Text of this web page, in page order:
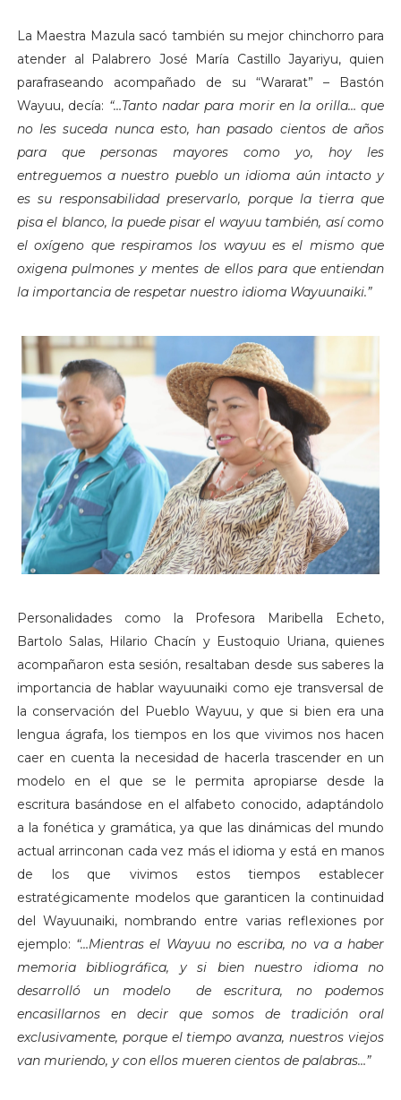
La Maestra Mazula sacó también su mejor chinchorro para
atender al Palabrero José María Castillo Jayariyu, quien
parafraseando acompañado de su “Wararat” – Bastón
Wayuu, decía: “…Tanto nadar para morir en la orilla… que
no les suceda nunca esto, han pasado cientos de años
para que personas mayores como yo, hoy les
entreguemos a nuestro pueblo un idioma aún intacto y
es su responsabilidad preservarlo, porque la tierra que
pisa el blanco, la puede pisar el wayuu también, así como
el oxígeno que respiramos los wayuu es el mismo que
oxigena pulmones y mentes de ellos para que entiendan
la importancia de respetar nuestro idioma Wayuunaiki.”
Personalidades como la Profesora Maribella Echeto,
Bartolo Salas, Hilario Chacín y Eustoquio Uriana, quienes
acompañaron esta sesión, resaltaban desde sus saberes la
importancia de hablar wayuunaiki como eje transversal de
la conservación del Pueblo Wayuu, y que si bien era una
lengua ágrafa, los tiempos en los que vivimos nos hacen
caer en cuenta la necesidad de hacerla trascender en un
modelo en el que se le permita apropiarse desde la
escritura basándose en el alfabeto conocido, adaptándolo
a la fonética y gramática, ya que las dinámicas del mundo
actual arrinconan cada vez más el idioma y está en manos
de los que vivimos estos tiempos establecer
estratégicamente modelos que garanticen la continuidad
del Wayuunaiki, nombrando entre varias reflexiones por
ejemplo: “…Mientras el Wayuu no escriba, no va a haber
memoria bibliográfica, y si bien nuestro idioma no
desarrolló un modelo de escritura, no podemos
encasillarnos en decir que somos de tradición oral
exclusivamente, porque el tiempo avanza, nuestros viejos
van muriendo, y con ellos mueren cientos de palabras…”